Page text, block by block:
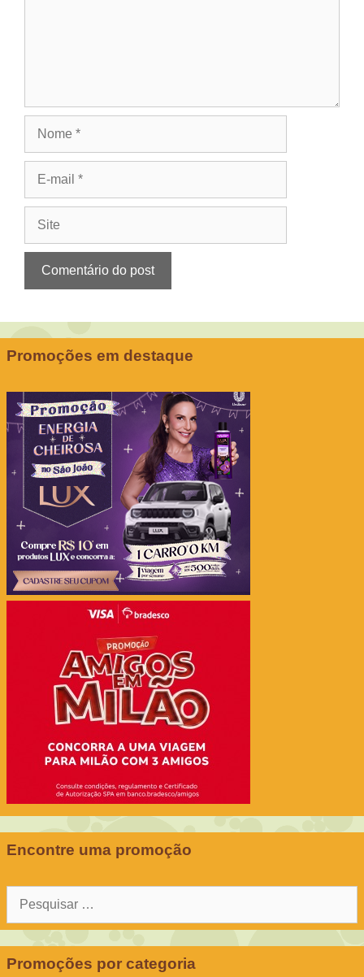
Promoções em destaque
Encontre uma promoção
Promoções por categoria